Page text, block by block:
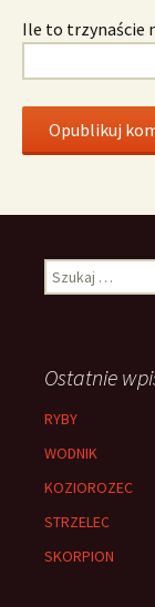
Ile to trzynaście
Szukaj:
Ostatnie
RYBY
WODNIK
KOZIOROZEC
STRZELEC
SKORPION